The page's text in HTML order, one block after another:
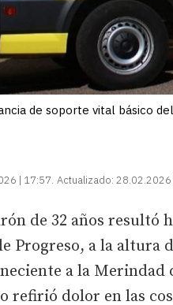
de soporte vital básico
| 17:57 Actualizado: 28.02.2026
de 32 años resultó
Progreso, a la altura
a la Merindad
refirió dolor en las